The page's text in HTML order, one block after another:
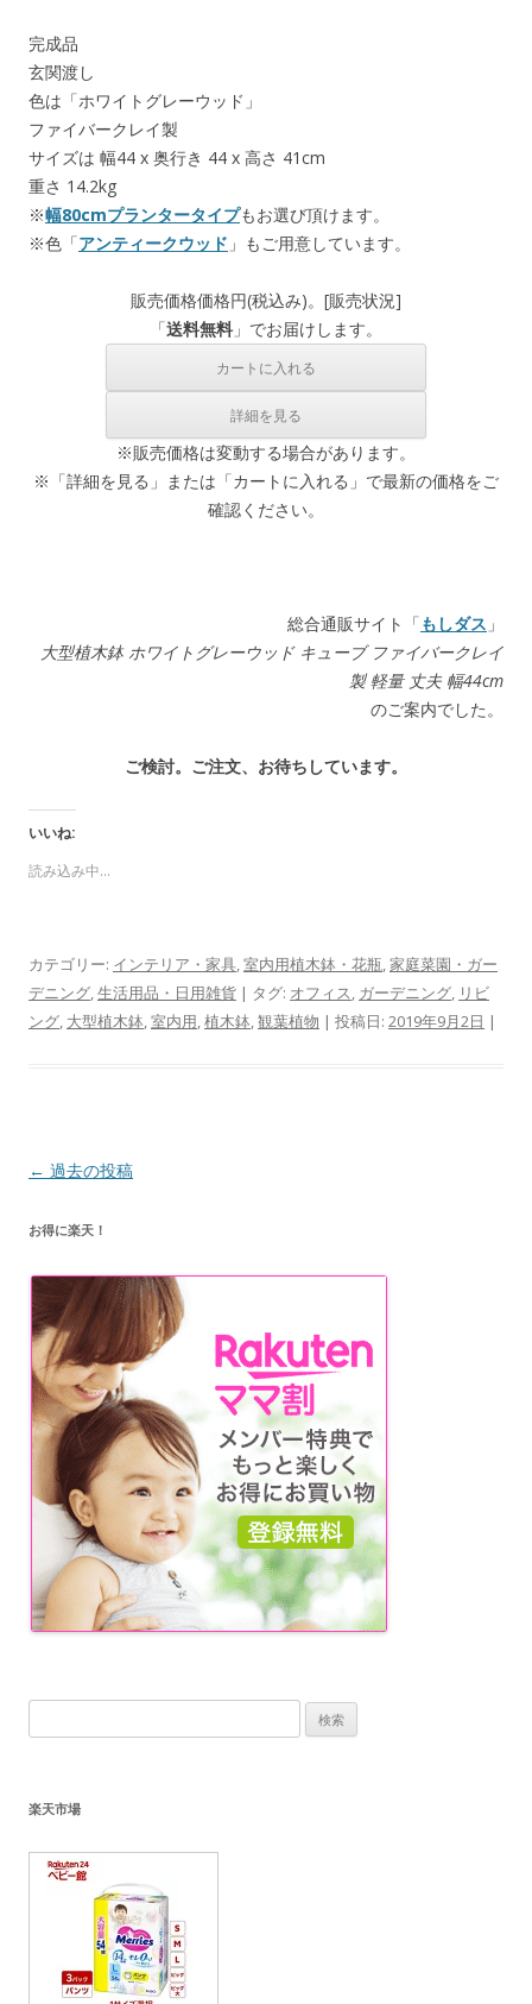
完成品
玄関渡し
色は「ホワイトグレーウッド」
ファイバークレイ製
サイズは 幅44 x 奥行き 44 x 高さ 41cm
重さ 14.2kg
※幅80cmプランタータイプもお選び頂けます。
※色「アンティークウッド 」もご用意しています。
販売価格価格円(税込み)。[販売状況]
「送料無料 」でお届けします。
※販売価格は変動する場合があります。
※「詳細を見る」または「カートに入れる」で最新の価格をご
確認ください。
総合通販サイト「もしダス 」
大型植木鉢 ホワイトグレーウッド キューブ ファイバークレイ
製 軽量 丈夫 幅44cm
のご案内でした。
ご検討。ご注文、お待ちしています。
いいね:
読み込み中...
カテゴリー: インテリア・家具,室内用植木鉢・花瓶,家庭菜園・ガー
デニング,生活用品・日用雑貨 | タグ: オフィス, ガーデニング, リビ
ング, 大型植木鉢,室内用,植木鉢,観葉植物 | 投稿日: 2019年9月2日 |
投
ナ
ビ
ゲ
ー
シ
ョ
ン
← 過去の投稿
お得に楽天！
索:
楽天市場